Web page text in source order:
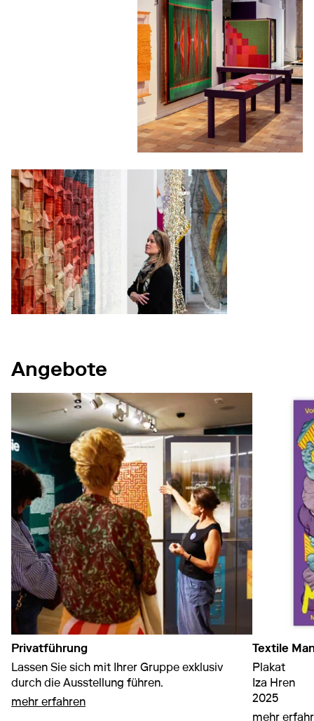
Angebote
Privatführung
Lassen Sie sich mit Ihrer Gruppe exklusiv
durch die Ausstellung führen.
mehr erfahrenauf Privatführung
Textile
Plakat
Iza Hren
2025
mehr